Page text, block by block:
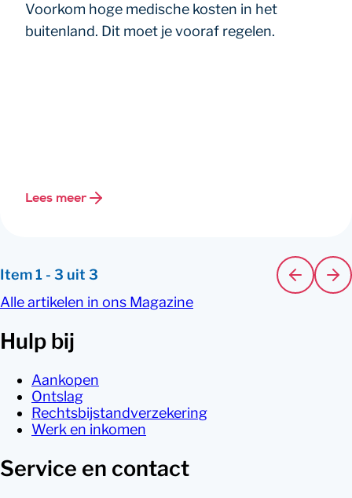
Voorkom hoge medische kosten in het
buitenland. Dit moet je vooraf regelen.
Lees meer
Item1 - 3 uit 3
Alle artikelen in ons Magazine
Hulp bij
Aankopen
Ontslag
Rechtsbijstandverzekering
Werk en inkomen
Service en contact